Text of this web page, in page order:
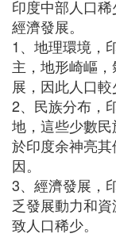
印度中部人口稀
經濟發展。
1、地理環境，
主，地形崎嶇
展，因此人口較
2、民族分布，
地，這些少數
於印度余神亮
因。
3、經濟發展，
乏發展動力和
致人口稀少。